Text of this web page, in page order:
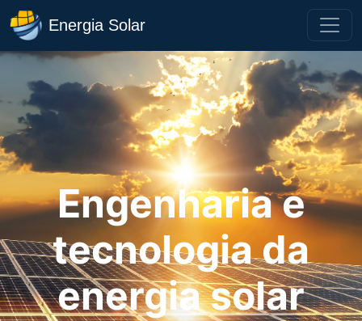
Energia Solar
Engenharia e
tecnologia da
energia solar